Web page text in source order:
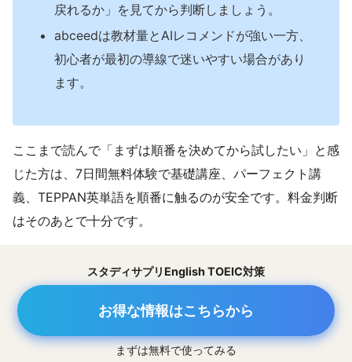
戻れるか」を見てから判断しましょう。
abceedは教材量とAIレコメンドが強い一方、
初心者が最初の導線で迷いやすい場合があり
ます。
ここまで読んで「まずは順番を決めてから試したい」と感
じた方は、7日間無料体験で基礎講座、パーフェクト講
義、TEPPAN英単語を順番に触るのが安全です。料金判断
はそのあとで十分です。
スタディサプリEnglish TOEIC対策
お得な情報はこちらから
まずは無料で使ってみる